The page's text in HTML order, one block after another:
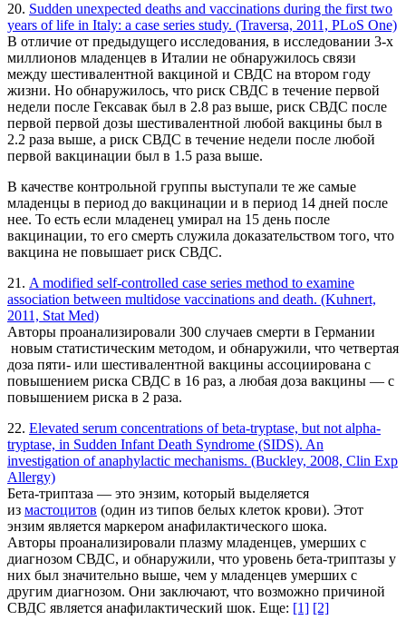
20. Sudden unexpected deaths and vaccinations during the first two
years of life in Italy: a case series study. (Traversa, 2011, PLoS One)
В отличие от предыдущего исследования, в исследовании 3-х
миллионов младенцев в Италии не обнаружилось связи
между шестивалентной вакциной и СВДС на втором году
жизни. Но обнаружилось, что риск СВДС в течение первой
недели после Гексавак был в 2.8 раз выше, риск СВДС после
первой первой дозы шестивалентной любой вакцины был в
2.2 раза выше, а риск СВДС в течение недели после любой
первой вакцинации был в 1.5 раза выше.
В качестве контрольной группы выступали те же самые
младенцы в период до вакцинации и в период 14 дней после
нее. То есть если младенец умирал на 15 день после
вакцинации, то его смерть служила доказательством того, что
вакцина не повышает риск СВДС.
21. A modified self-controlled case series method to examine
association between multidose vaccinations and death. (Kuhnert,
2011, Stat Med)
Авторы проанализировали 300 случаев смерти в Германии
новым статистическим методом, и обнаружили, что четвертая
доза пяти- или шестивалентной вакцины ассоциирована с
повышением риска СВДС в 16 раз, а любая доза вакцины — с
повышением риска в 2 раза.
22. Elevated serum concentrations of beta-tryptase, but not alpha-
tryptase, in Sudden Infant Death Syndrome (SIDS). An
investigation of anaphylactic mechanisms. (Buckley, 2008, Clin Exp
Allergy)
Бета-триптаза — это энзим, который выделяется
из мастоцитов (один из типов белых клеток крови). Этот
энзим является маркером анафилактического шока.
Авторы проанализировали плазму младенцев, умерших с
диагнозом СВДС, и обнаружили, что уровень бета-триптазы у
них был значительно выше, чем у младенцев умерших с
другим диагнозом. Они заключают, что возможно причиной
СВДС является анафилактический шок. Еще: [1] [2]